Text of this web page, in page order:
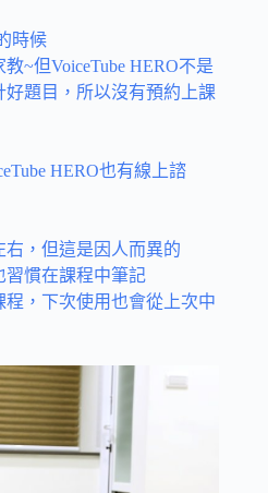
時候
~但VoiceTube HERO不是
題目，所以沒有預約上課
HERO也有線上諮
，但這是因人而異的
習慣在課程中筆記
，下次使用也會從上次中